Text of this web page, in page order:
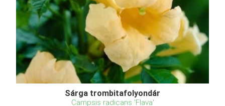
Sárga trombitafolyondár
Campsis radicans 'Flava'